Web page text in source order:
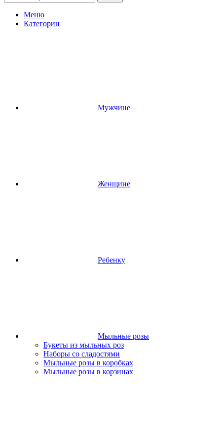
Меню
Категории
Мужчине
Женщине
Ребенку
Мыльные розы
Букеты из мыльных роз
Наборы со сладостями
Мыльные розы в коробках
Мыльные розы в корзинах